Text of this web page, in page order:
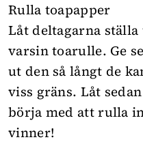
Rulla toapapper
Låt deltagarna
varsin toarulle. Ge
ut den så långt de
viss gräns. Låt
börja med att rulla
vinner!